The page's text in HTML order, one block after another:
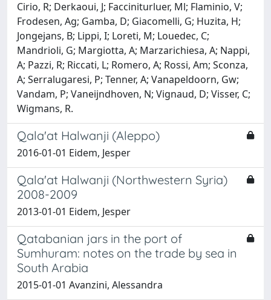
Cirio, R; Derkaoui, J; Facciniturluer, Ml; Flaminio, V;
Frodesen, Ag; Gamba, D; Giacomelli, G; Huzita, H;
Jongejans, B; Lippi, I; Loreti, M; Louedec, C;
Mandrioli, G; Margiotta, A; Marzarichiesa, A; Nappi,
A; Pazzi, R; Riccati, L; Romero, A; Rossi, Am; Sconza,
A; Serralugaresi, P; Tenner, A; Vanapeldoorn, Gw;
Vandam, P; Vaneijndhoven, N; Vignaud, D; Visser, C;
Wigmans, R.
Qala'at Halwanji (Aleppo)
2016-01-01 Eidem, Jesper
Qala'at Halwanji (Northwestern Syria)
2008-2009
2013-01-01 Eidem, Jesper
Qatabanian jars in the port of
Sumhuram: notes on the trade by sea in
South Arabia
2015-01-01 Avanzini, Alessandra